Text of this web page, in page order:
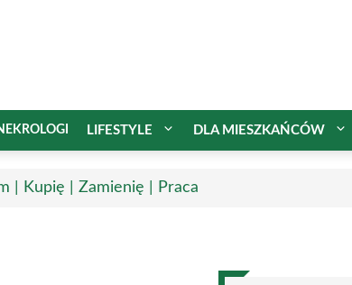
LIFESTYLE DLA MIESZKAŃCÓW
| Kupię | Zamienię | Praca